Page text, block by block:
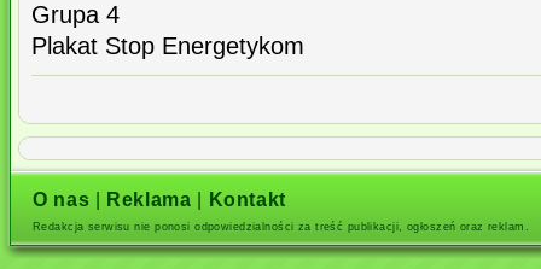
Grupa 4
Plakat Stop Energetykom
O nas Reklama Kontakt
Redakcja serwisu nie ponosi odpowiedzialności za treść publikacji, ogłoszeń oraz reklam.